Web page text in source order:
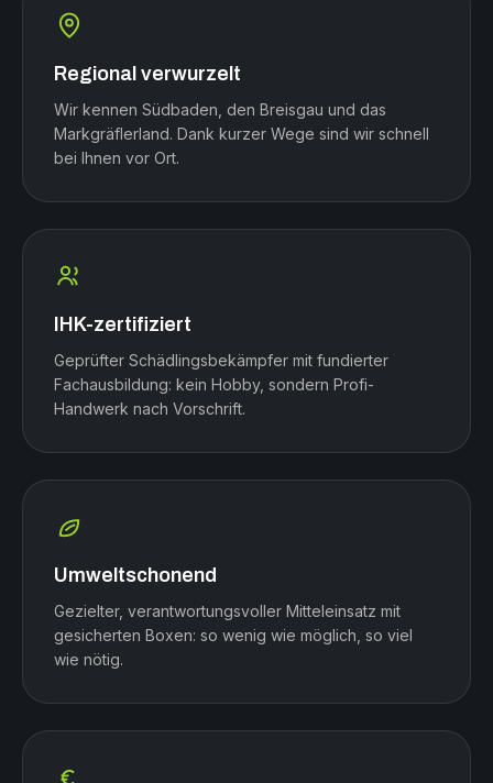
Regional verwurzelt
Wir kennen Südbaden, den Breisgau und das
Markgräflerland. Dank kurzer Wege sind wir schnell
bei Ihnen vor Ort.
IHK-zertifiziert
Geprüfter Schädlingsbekämpfer mit fundierter
Fachausbildung: kein Hobby, sondern Profi-
Handwerk nach Vorschrift.
Umweltschonend
Gezielter, verantwortungsvoller Mitteleinsatz mit
gesicherten Boxen: so wenig wie möglich, so viel
wie nötig.